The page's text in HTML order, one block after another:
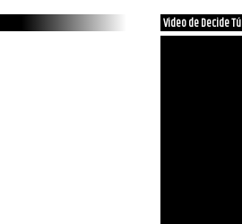
Video de Decide Tú